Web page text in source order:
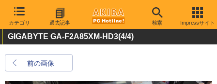
カテゴリ 過去記事 検索 Impressサイト
GIGABYTE GA-F2A85XM-HD3(4/4)
前の画像